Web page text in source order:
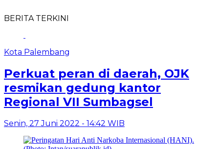
BERITA TERKINI
Kota Palembang
Perkuat peran di daerah, OJK
resmikan gedung kantor
Regional VII Sumbagsel
Senin, 27 Juni 2022 - 14:42 WIB